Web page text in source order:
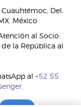
Cuauhtémoc, Del.
México
al Socio:
la República al
al +52 55